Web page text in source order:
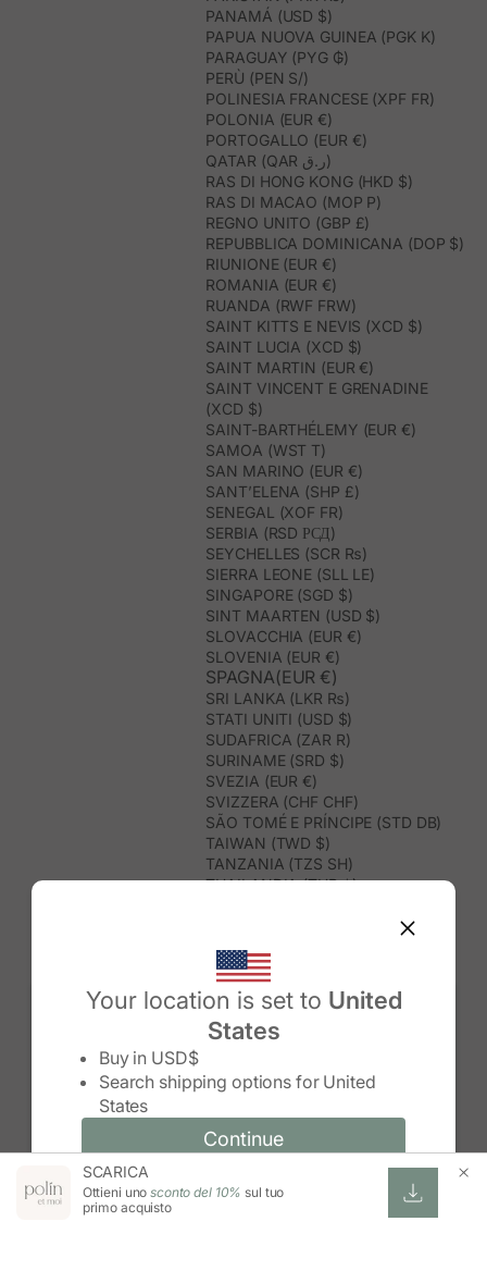
Your location is set to United
States
Buy in USD$
Search shipping options for United
States
Continue
Change country/region and language
Change country/region
Continue
PANAMÁ (USD $)
PAPUA NUOVA GUINEA (PGK K)
PARAGUAY (PYG ₲)
PERÙ (PEN S/)
POLINESIA FRANCESE (XPF FR)
POLONIA (EUR €)
PORTOGALLO (EUR €)
QATAR (QAR ر.ق)
RAS DI HONG KONG (HKD $)
RAS DI MACAO (MOP P)
REGNO UNITO (GBP £)
REPUBBLICA DOMINICANA (DOP $)
RIUNIONE (EUR €)
ROMANIA (EUR €)
RUANDA (RWF FRW)
SAINT KITTS E NEVIS (XCD $)
SAINT LUCIA (XCD $)
SAINT MARTIN (EUR €)
SAINT VINCENT E GRENADINE
(XCD $)
SAINT-BARTHÉLEMY (EUR €)
SAMOA (WST T)
SAN MARINO (EUR €)
SANT’ELENA (SHP £)
SENEGAL (XOF FR)
SERBIA (RSD РСД)
SEYCHELLES (SCR ₨)
SIERRA LEONE (SLL LE)
SINGAPORE (SGD $)
SINT MAARTEN (USD $)
SLOVACCHIA (EUR €)
SLOVENIA (EUR €)
SPAGNA(EUR €)
SRI LANKA (LKR ₨)
STATI UNITI (USD $)
SUDAFRICA (ZAR R)
SURINAME (SRD $)
SVEZIA (EUR €)
SVIZZERA (CHF CHF)
SÃO TOMÉ E PRÍNCIPE (STD DB)
TAIWAN (TWD $)
TANZANIA (TZS SH)
THAILANDIA (THB ฿)
TONGA (TOP T$)
TRINIDAD E TOBAGO (TTD $)
TUNISIA (USD $)
TURCHIA (TRY ₺)
TURKMENISTAN (USD $)
UNGHERIA (EUR €)
UZBEKISTAN (UZS SO'M)
VANUATU (VUV VT)
VIETNAM (VND ₫)
WALLIS E FUTUNA (XPF FR)
SCARICA
Ottieni unosconto del 10% sul tuo
primo acquisto